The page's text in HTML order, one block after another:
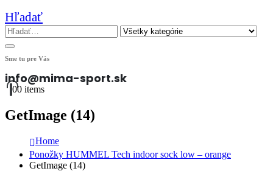
Hľadať
Sme tu pre Vás
info@mima-sport.sk
00 items
GetImage (14)
Home
Ponožky HUMMEL Tech indoor sock low – orange
GetImage (14)